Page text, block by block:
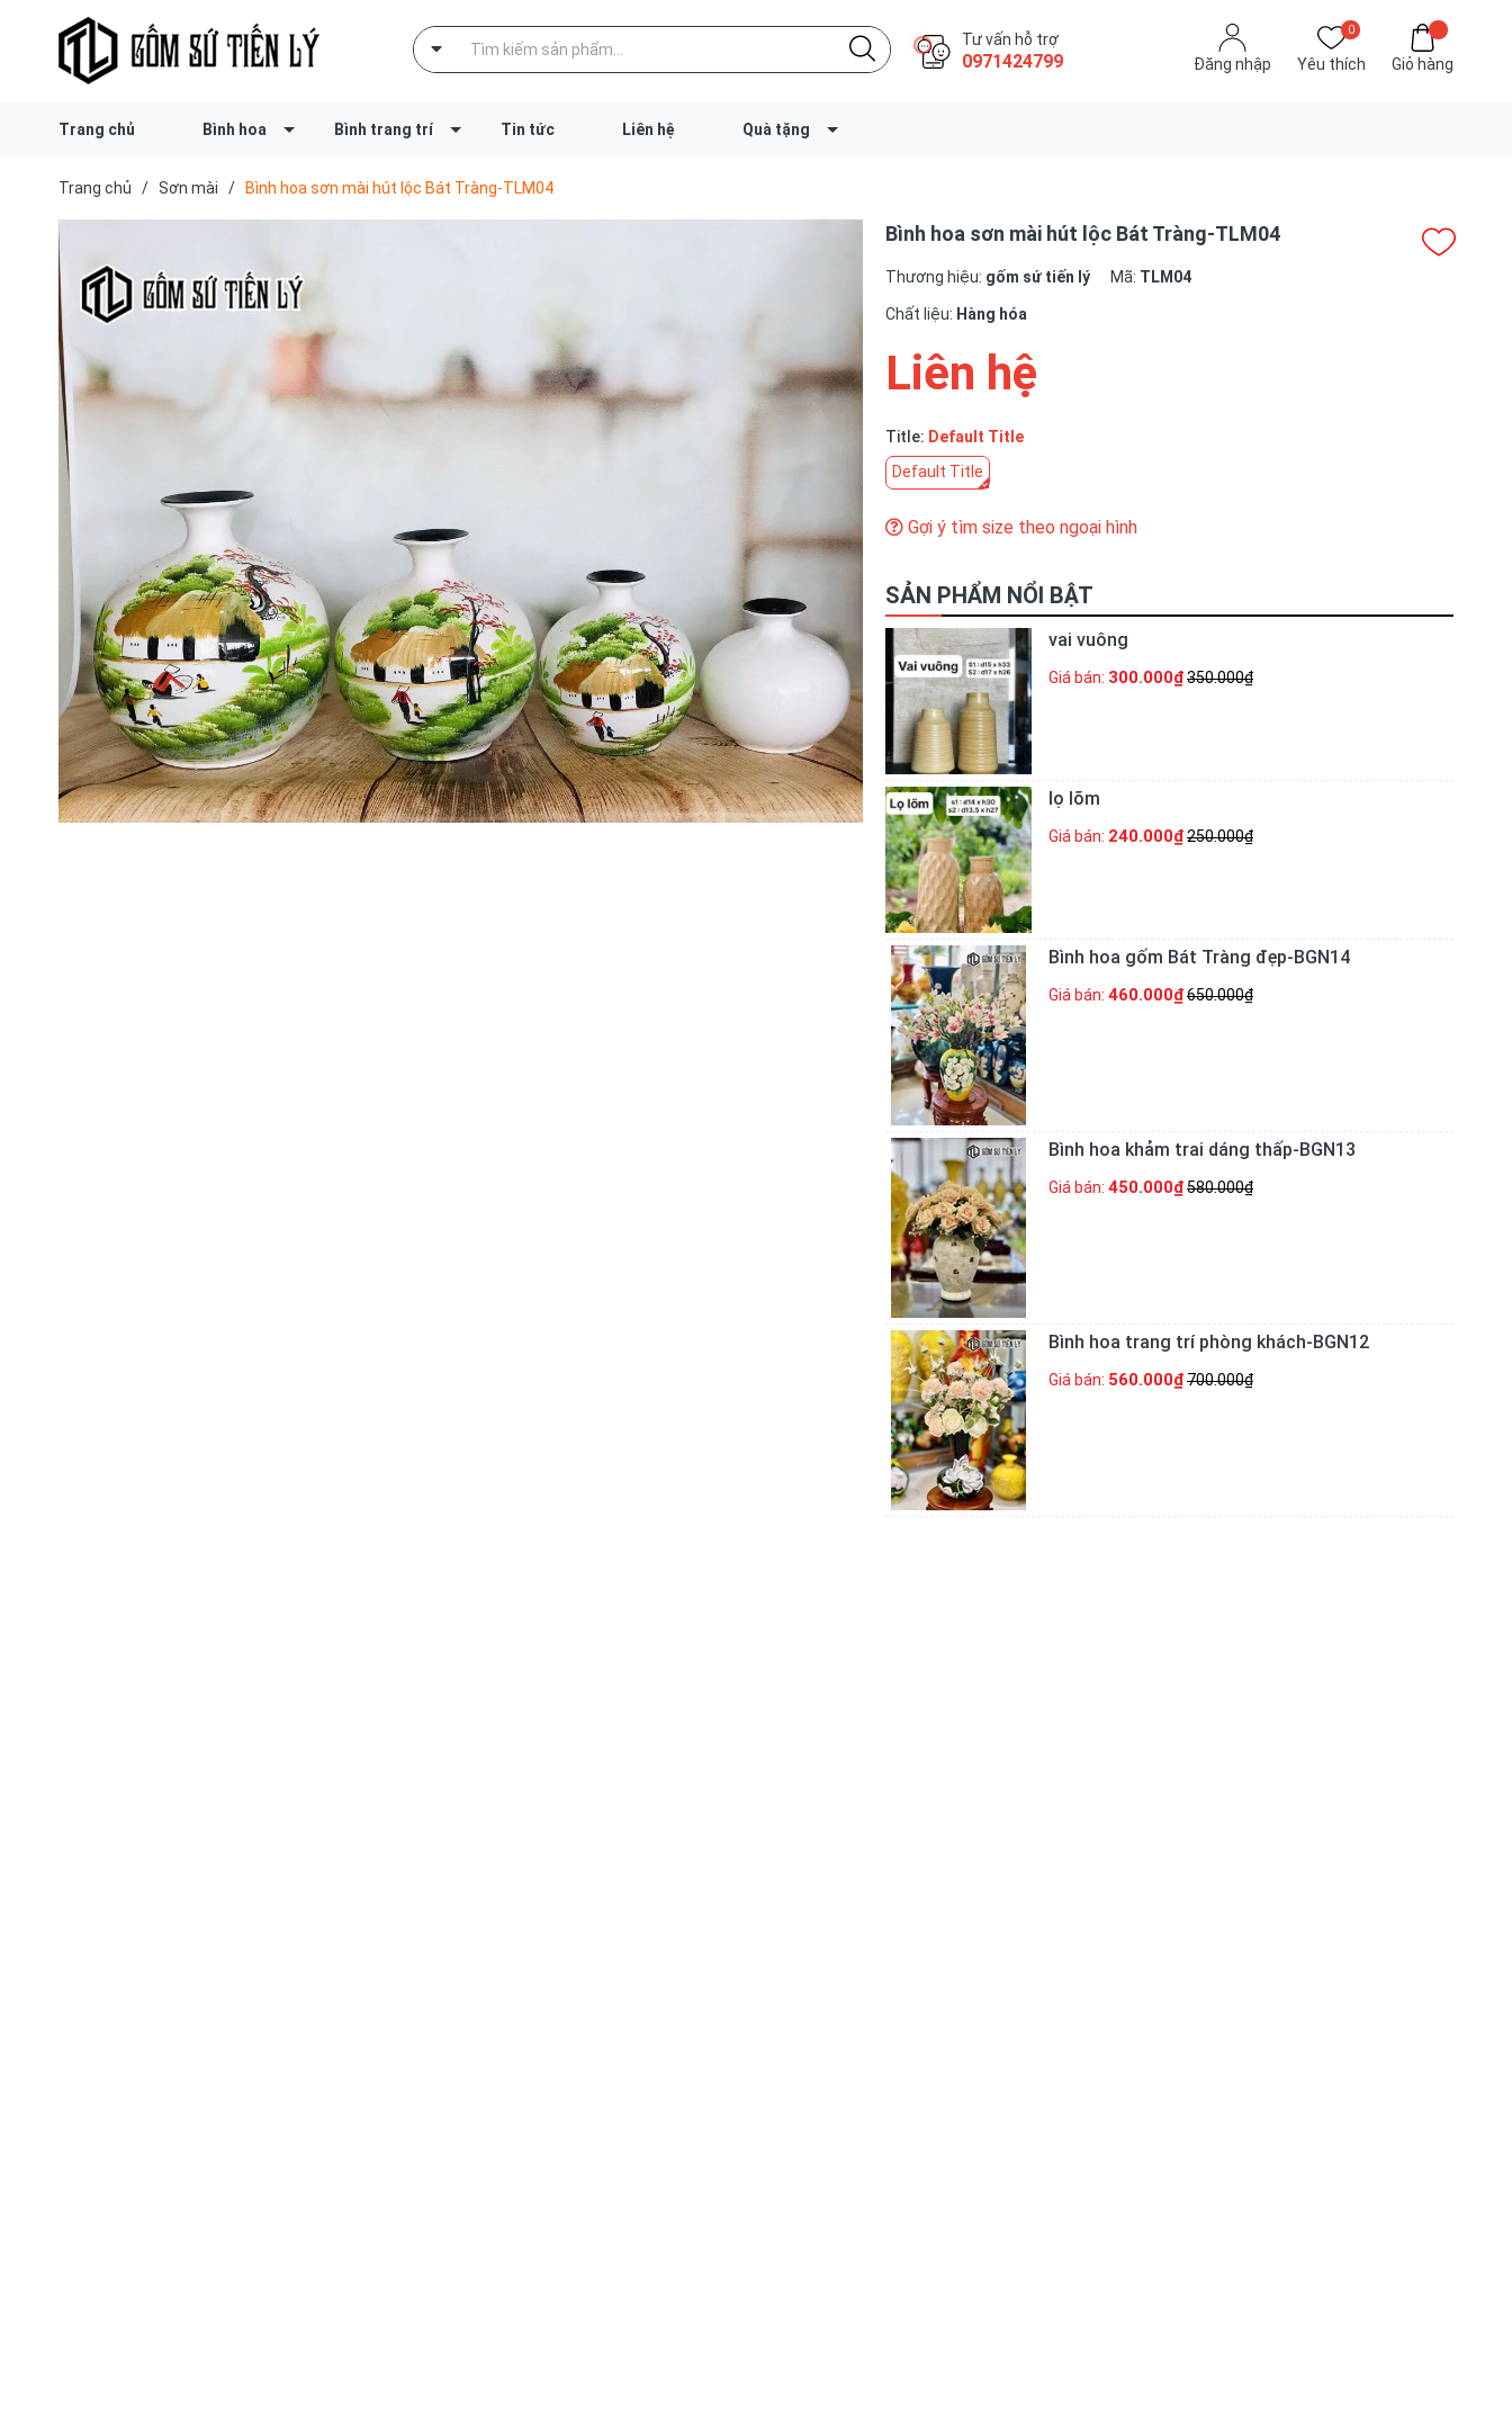
Tư vấn hỗ trợ
0971424799 Đăng nhập
0
Yêu thích Giỏ hàng
Trang chủ Bình hoa Bình trang trí Tin tức Liên hệ Quà tặng
Trang chủ / Sơn mài / Bình hoa sơn mài hút lộc Bát Tràng-TLM04
Bình hoa sơn mài hút lộc Bát Tràng-TLM04
Thương hiệu: gốm sứ tiến lý Mã: TLM04
Chất liệu: Hàng hóa
Liên hệ
Title: Default Title
Default Title
Gợi ý tìm size theo ngoại hình
SẢN PHẨM NỔI BẬT
vai vuông
Giá bán: 300.000₫350.000₫
lọ lõm
Giá bán: 240.000₫250.000₫
Bình hoa gốm Bát Tràng đẹp-BGN14
Giá bán: 460.000₫650.000₫
Bình hoa khảm trai dáng thấp-BGN13
Giá bán: 450.000₫580.000₫
Bình hoa trang trí phòng khách-BGN12
Giá bán: 560.000₫700.000₫